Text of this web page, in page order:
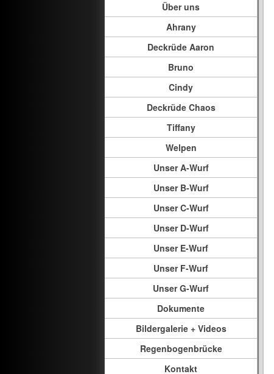
Über uns
Ahrany
Deckrüde Aaron
Bruno
Cindy
Deckrüde Chaos
Tiffany
Welpen
Unser A-Wurf
Unser B-Wurf
Unser C-Wurf
Unser D-Wurf
Unser E-Wurf
Unser F-Wurf
Unser G-Wurf
Dokumente
Bildergalerie + Videos
Regenbogenbrücke
Kontakt